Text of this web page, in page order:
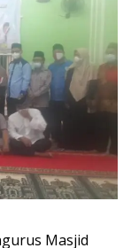
Masjid